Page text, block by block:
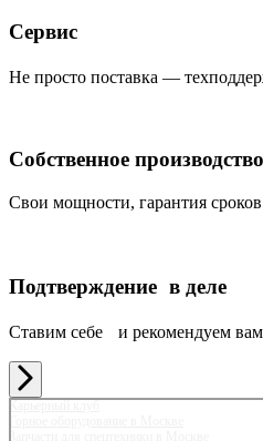
Сервис
Не просто поставка —
Собственное производство
Свои мощности, гарантия
Подтверждение в деле
Ставим себе и рекомендуем вам